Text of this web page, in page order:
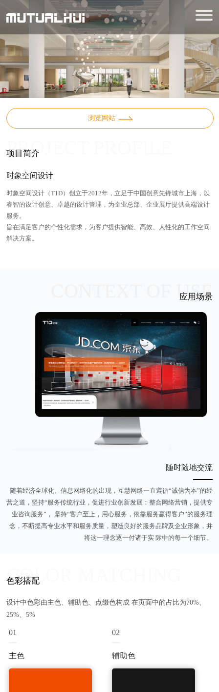
浏览网站
PROJECT PROFILE
项目简介
时象空间设计
时象空间设计（T1D）创立于2012年，立足于中国创意先锋城市上海，以
睿智的设计创意、卓越的设计管理，为企业总部、企业展厅提供高端设计
服务。
旨在满足客户的个性化需求，为客户提供智能、高效、人性化的工作空间
解决方案。
CONTEXT OF USE
应用场景
随时随地交流
随着经济全球化、信息网络化的出现，互慧网络一直遵循“诚信为本”的经
营之道，坚持“服务传统行业，促进行业创新发展：整合网络营销，提供专
业咨询服务”， 坚持“客户至上，用心服务，依靠服务赢得客户”的服务理
念，不断提高专业水平和服务质量，塑造良好的服务品牌及企业形象，并
将这一理念逐一付诸于实 际中的每一个细节。
COLOR MATCHING
色彩搭配
设计中色彩由主色、辅助色、点缀色构成 在页面中的占比为70%、
25%、5%
01
主色
02
辅助色